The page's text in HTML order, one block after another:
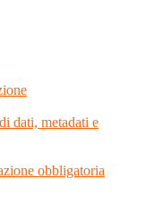
dati, metadati e
obbligatoria